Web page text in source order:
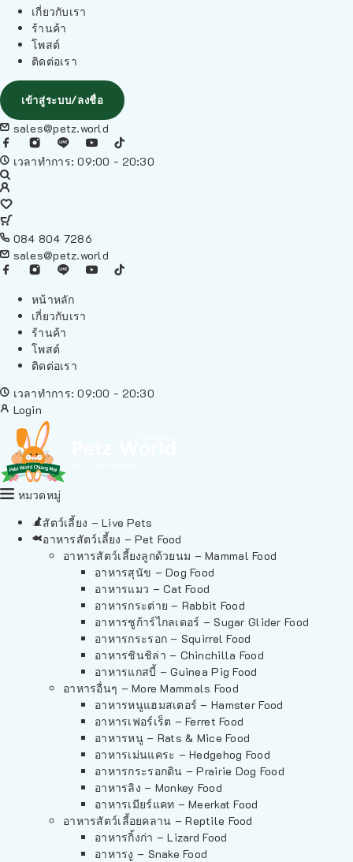
เกี่ยวกับเรา
ร้านค้า
โพสต์
ติดต่อเรา
เข้าสู่ระบบ/ลงชื่อ
sales@petz.world
เวลาทำการ: 09:00 - 20:30
084 804 7286
sales@petz.world
หน้าหลัก
เกี่ยวกับเรา
ร้านค้า
โพสต์
ติดต่อเรา
เวลาทำการ: 09:00 - 20:30
Login
หมวดหมู่
สัตว์เลี้ยง – Live Pets
อาหารสัตว์เลี้ยง – Pet Food
อาหารสัตว์เลี้ยงลูกด้วยนม – Mammal Food
อาหารสุนัข – Dog Food
อาหารแมว – Cat Food
อาหารกระต่าย – Rabbit Food
อาหารชูก้าร์ไกลเดอร์ – Sugar Glider Food
อาหารกระรอก – Squirrel Food
อาหารชินชิล่า – Chinchilla Food
อาหารแกสบี้ – Guinea Pig Food
อาหารอื่นๆ – More Mammals Food
อาหารหนูแฮมสเตอร์ – Hamster Food
อาหารเฟอร์เร็ต – Ferret Food
อาหารหนู – Rats & Mice Food
อาหารเม่นแคระ – Hedgehog Food
อาหารกระรอกดิน – Prairie Dog Food
อาหารลิง – Monkey Food
อาหารเมียร์แคท – Meerkat Food
อาหารสัตว์เลี้อยคลาน – Reptile Food
อาหารกิ้งก่า – Lizard Food
อาหารงู – Snake Food